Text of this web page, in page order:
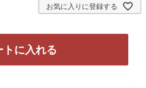
お気に入りに登録する
トに入れる